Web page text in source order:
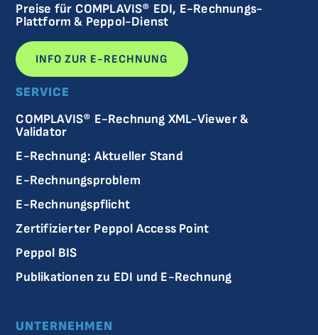
Preise für COMPLAVIS® EDI, E-Rechnungs-
Plattform & Peppol-Dienst
INFO ZUR E-RECHNUNG
SERVICE
COMPLAVIS® E-Rechnung XML-Viewer &
Validator
E-Rechnung: Aktueller Stand
E-Rechnungsproblem
E-Rechnungspflicht
Zertifizierter Peppol Access Point
Peppol BIS
Publikationen zu EDI und E-Rechnung
UNTERNEHMEN